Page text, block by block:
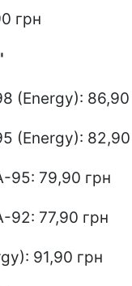
грн
(Energy): 86,90
(Energy): 82,90
95: 79,90 грн
92: 77,90 грн
91,90 грн